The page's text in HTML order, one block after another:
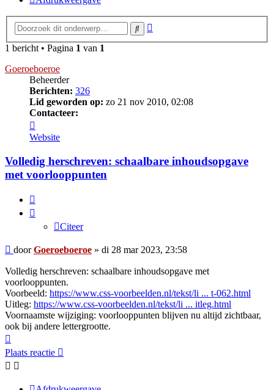
Zoek
1 bericht • Pagina 1 van 1
Goeroeboeroe
Beheerder
Berichten: 326
Lid geworden op: zo 21 nov 2010, 02:08
Contacteer:
Goeroeboeroe
Website
Volledig herschreven: schaalbare inhoudsopgave
met voorlooppunten
Citeer
Bericht
doorGoeroeboeroe » di 28 mar 2023, 23:58
Volledig herschreven: schaalbare inhoudsopgave met
voorlooppunten.
Voorbeeld: https://www.css-voorbeelden.nl/tekst/li ... t-062.html
Uitleg: https://www.css-voorbeelden.nl/tekst/li ... itleg.html
Voornaamste wijziging: voorlooppunten blijven nu altijd zichtbaar,
ook bij andere lettergrootte.
Plaats reactie